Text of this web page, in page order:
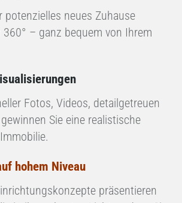
potenzielles neues Zuhause
– ganz bequem von Ihrem
Fotos, Videos, detailgetreuen
Sie eine realistische
hohem Niveau
präsentieren